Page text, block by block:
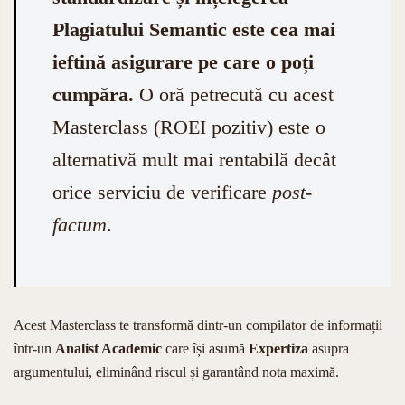
Plagiatului Semantic este cea mai
ieftină asigurare pe care o poți
cumpăra. O oră petrecută cu acest
Masterclass (ROEI pozitiv) este o
alternativă mult mai rentabilă decât
orice serviciu de verificare post-
factum.
Acest Masterclass te transformă dintr-un compilator de informații
într-un Analist Academic care își asumă Expertiza asupra
argumentului, eliminând riscul și garantând nota maximă.